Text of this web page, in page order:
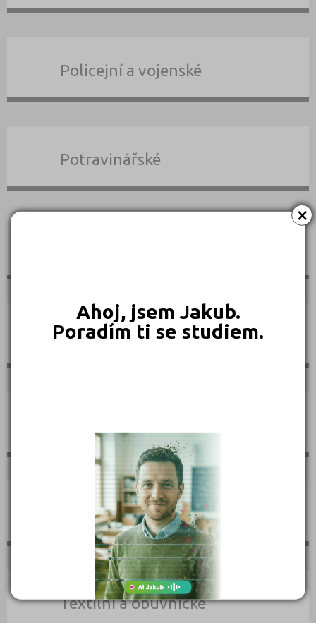
×
Ahoj, jsem Jakub.
Poradím ti se studiem.
Policejní a vojenské
Potravinářské
Sportovní
Teologické
Textilní a obuvnické